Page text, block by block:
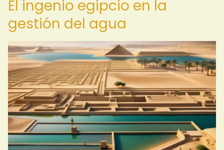
El ingenio egipcio en la
gestión del agua